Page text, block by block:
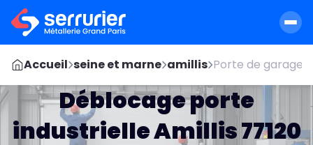
Accueil seine et marne amillis Porte de garage
Déblocage porte
industrielle Amillis 77120